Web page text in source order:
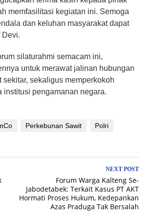
memfasilitasi kegiatan ini. Semoga
dan keluhan masyarakat dapat
Devi.
silaturahmi semacam ini,
untuk merawat jalinan hubungan
sekaligus memperkokoh
institusi pengamanan negara.
Perkebunan Sawit Polri
NEXT POST
Forum Warga Kalteng Se-
Jabodetabek: Terkait Kasus PT AKT
Hormati Proses Hukum, Kedepankan
Azas Praduga Tak Bersalah